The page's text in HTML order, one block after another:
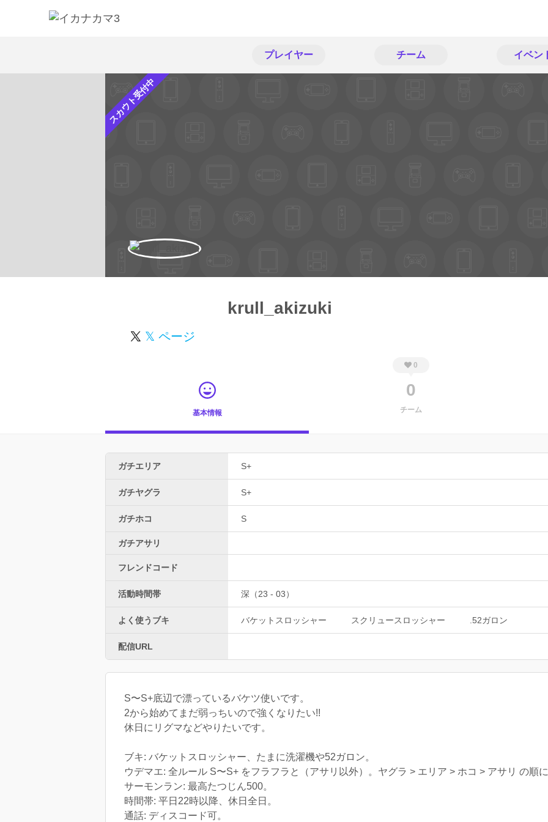
プレイヤー チーム イベン
スカウト受付中
krull_akizuki
𝕏 ページ
基本情報
0
0
チーム
ガチエリア S+
ガチヤグラ S+
ガチホコ S
ガチアサリ
フレンドコード
活動時間帯 深（23 - 03）
よく使うブキ バケットスロッシャー スクリュースロッシャー .52ガロン
配信URL
S〜S+底辺で漂っているバケツ使いです。
2から始めてまだ弱っちいので強くなりたい!!
休日にリグマなどやりたいです。
ブキ: バケットスロッシャー、たまに洗濯機や52ガロン。
ウデマエ: 全ルール S〜S+ をフラフラと（アサリ以外）。ヤグラ > エリア > ホコ > アサリ の順
サーモンラン: 最高たつじん500。
時間帯: 平日22時以降、休日全日。
通話: ディスコード可。